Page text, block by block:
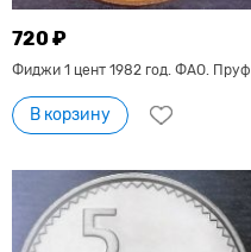
720 ₽
Фиджи 1 цент 1982 год. ФАО. Пруф
В корзину